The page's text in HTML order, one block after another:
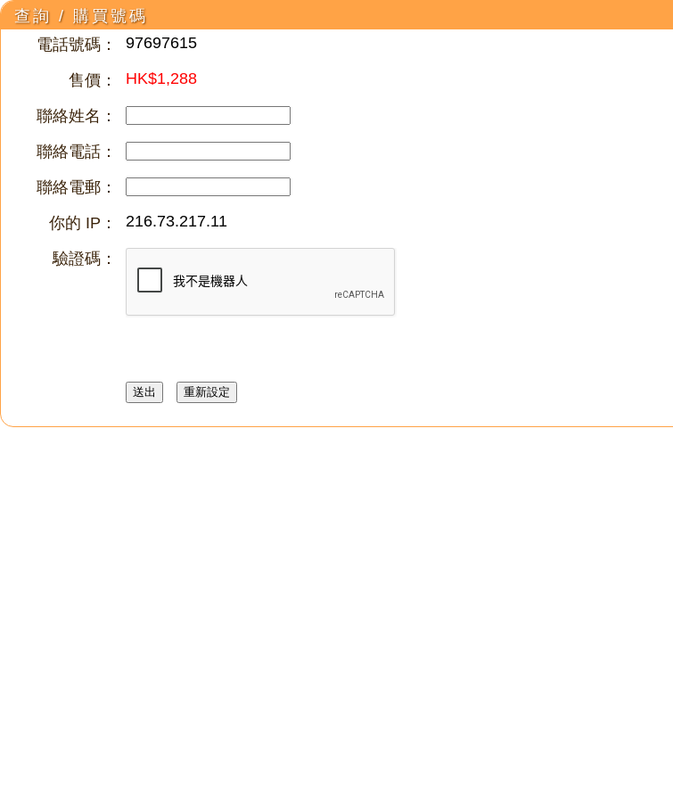
查詢 / 購買號碼
電話號碼：
97697615
售價： HK$1,288
聯絡姓名：
聯絡電話：
聯絡電郵：
你的 IP：
216.73.217.11
驗證碼：